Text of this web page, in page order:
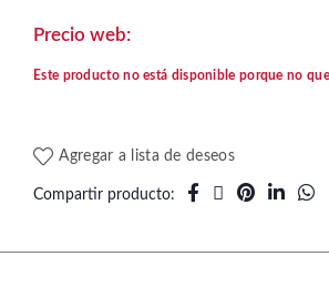
Este producto no está disponible porque no
Agregar a lista de deseos
Compartir producto